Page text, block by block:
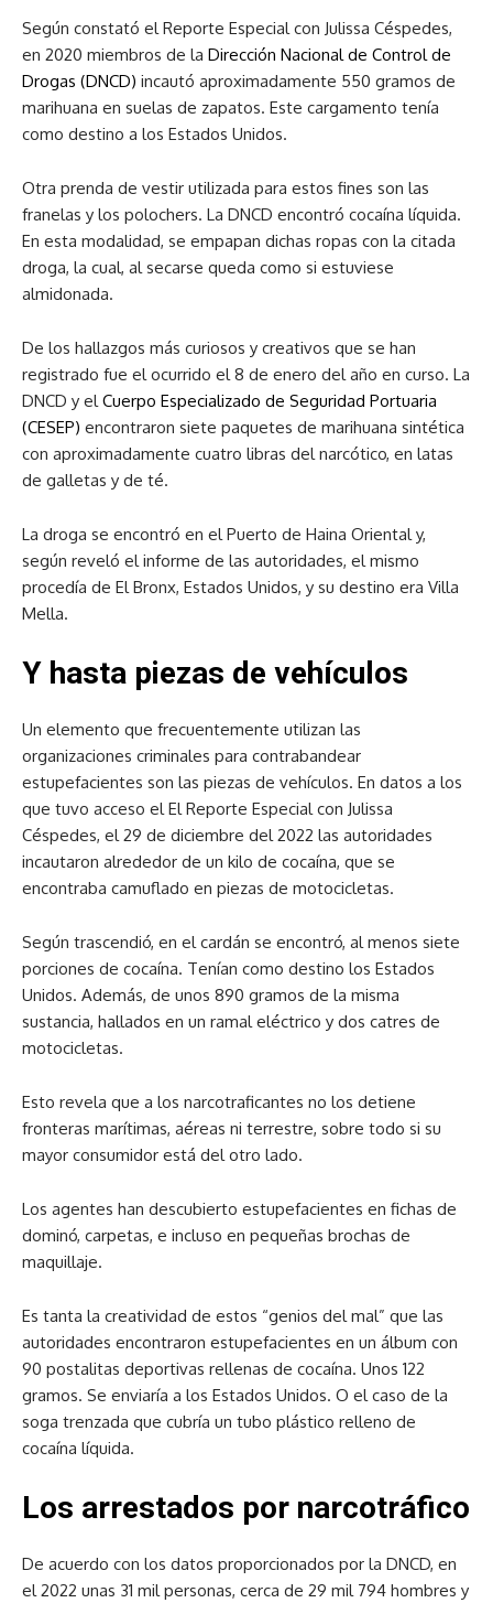
Según constató el Reporte Especial con Julissa Céspedes,
en 2020 miembros de la Dirección Nacional de Control de
Drogas (DNCD) incautó aproximadamente 550 gramos de
marihuana en suelas de zapatos. Este cargamento tenía
como destino a los Estados Unidos.
Otra prenda de vestir utilizada para estos fines son las
franelas y los polochers. La DNCD encontró cocaína líquida.
En esta modalidad, se empapan dichas ropas con la citada
droga, la cual, al secarse queda como si estuviese
almidonada.
De los hallazgos más curiosos y creativos que se han
registrado fue el ocurrido el 8 de enero del año en curso. La
DNCD y elCuerpo Especializado de Seguridad Portuaria
(CESEP) encontraron siete paquetes de marihuana sintética
con aproximadamente cuatro libras del narcótico, en latas
de galletas y de té.
La droga se encontró en el Puerto de Haina Oriental y,
según reveló el informe de las autoridades, el mismo
procedía de El Bronx, Estados Unidos, y su destino era Villa
Mella.
Y hasta piezas de vehículos
Un elemento que frecuentemente utilizan las
organizaciones criminales para contrabandear
estupefacientes son las piezas de vehículos. En datos a los
que tuvo acceso el El Reporte Especial con Julissa
Céspedes, el 29 de diciembre del 2022 las autoridades
incautaron alrededor de un kilo de cocaína, que se
encontraba camuflado en piezas de motocicletas.
Según trascendió, en el cardán se encontró, al menos siete
porciones de cocaína. Tenían como destino los Estados
Unidos. Además, de unos 890 gramos de la misma
sustancia, hallados en un ramal eléctrico y dos catres de
motocicletas.
Esto revela que a los narcotraficantes no los detiene
fronteras marítimas, aéreas ni terrestre, sobre todo si su
mayor consumidor está del otro lado.
Los agentes han descubierto estupefacientes en fichas de
dominó, carpetas, e incluso en pequeñas brochas de
maquillaje.
Es tanta la creatividad de estos “genios del mal” que las
autoridades encontraron estupefacientes en un álbum con
90 postalitas deportivas rellenas de cocaína. Unos 122
gramos. Se enviaría a los Estados Unidos. O el caso de la
soga trenzada que cubría un tubo plástico relleno de
cocaína líquida.
Los arrestados por narcotráfico
De acuerdo con los datos proporcionados por la DNCD, en
el 2022 unas 31 mil personas, cerca de 29 mil 794 hombres y